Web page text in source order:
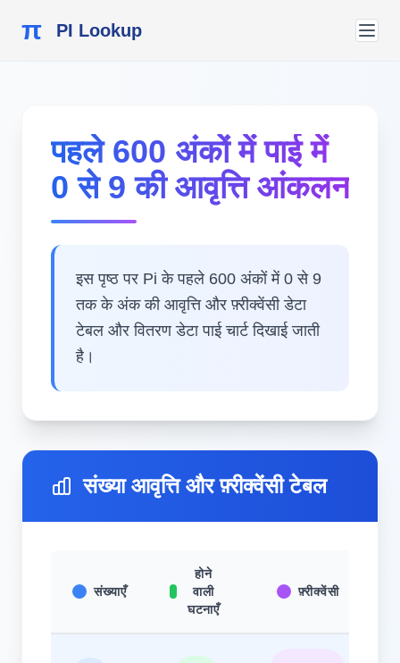
π PI Lookup
पहले 600 अंकों में पाई में
0 से 9 की आवृत्ति आंकलन
इस पृष्ठ पर Pi के पहले 600 अंकों में 0 से 9
तक के अंक की आवृत्ति और फ़्रीक्वेंसी डेटा
टेबल और वितरण डेटा पाई चार्ट दिखाई जाती
है।
संख्या आवृत्ति और फ़्रीक्वेंसी टेबल
संख्याएँ
होने
वाली
घटनाएँ
फ़्रीक्वेंसी